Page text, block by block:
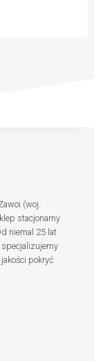
(woj.
stacjonarny
niemal 25 lat
specjalizujemy
pokryć